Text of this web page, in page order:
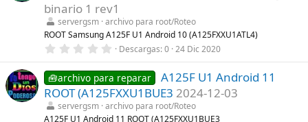
t
r
e
l
a
(
s
)
binario 1 rev1
servergsm archivo para root/Roteo
ROOT Samsung A125F U1 Android 10 (A125FXXU1ATL4)
0
0
0
e
s
t
r
Descargas 0 24 Dic 2020
🧰archivo para reparar
A125F U1 Android 11
ROOT (A125FXXU1BUE3 2024-12-03
servergsm archivo para root/Roteo
A125F U1 Android 11 ROOT (A125FXXU1BUE3